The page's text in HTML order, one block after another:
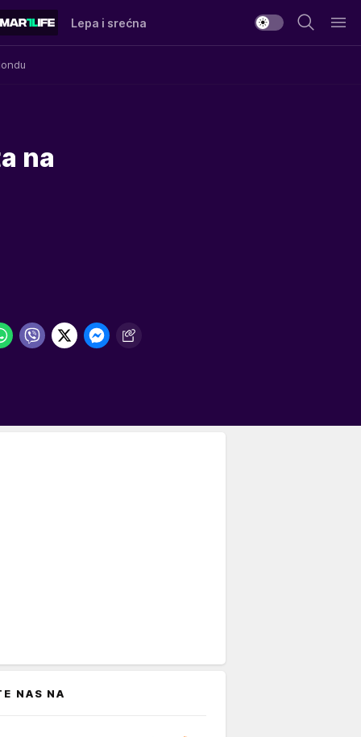
Lepa i srećna
na
NAS NA